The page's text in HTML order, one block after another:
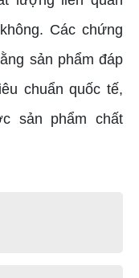
Các chứng
sản phẩm đáp
chuẩn quốc tế,
sản phẩm chất